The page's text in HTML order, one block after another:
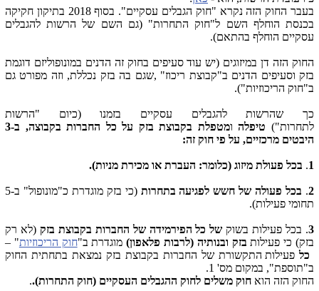
בעבר החוק הזה נקרא "חוק הגבלים עסקיים". בסוף 2018 בתיקון חקיקה
בכנסת הוחלף השם ל"חוק התחרות" (גם השם של הרשות להגבלים
עסקיים הוחלף בהתאם).
החוק הזה דן במיזוגים (יש עוד סעיפים בחוק זה הדנים במונופוליזם דוגמת
בזק וסעיפים הדנים ב"קבוצת ריכוז" ,שגם בה בזק נכללת, וזה מפורט גם
ב"חוק הריכוזיות").
כך שהרשות להגבלים עסקיים בזמנו (כיום "הרשות
לתחרות") טיפלה ו
מטפלת בקבוצת בזק על כל החברות בקבוצה, ב-3
היבטים מרכזיים, על פי חוק זה:
1
. בכל פעולת מיזוג (כלומר: העברת או מכירת מניות).
2
. בכל פעולה של חשש לפגיעה בתחרות
(כי בזק מוגדרת כ"מונופול" ב-5
תחומי פעילות).
3. בכל פעילות בשוק של כל הפירמידה של החברות בקבוצת בזק (לא רק
בזק) כי פעילות בזק ובנותיה (לרבות פלאפון)מוגדרת ב"חוק הריכוזיות" –
כל פעילות התקשורת של החברות בקבוצת בזק נמצאת בתחתית החוק
ב"תוספת", במקום מס' 1.
החוק הזה הוא חוק משלים לחוק ההגבלים העסקיים (חוק התחרות)..